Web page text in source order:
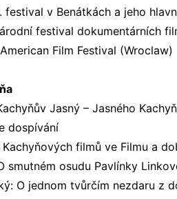
festival v Benátkách a jeho
festival dokumentárních
Film Festival (Wroclaw)
Jasný – Jasného
dospívání
Kachyňových filmů ve Filmu a
smutném osudu Pavlínky
O jednom tvůrčím nezdaru z